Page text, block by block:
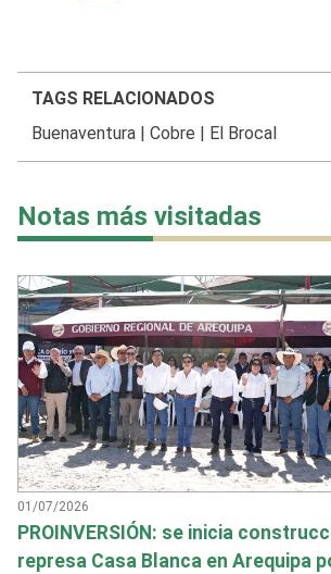
TAGS RELACIONADOS
Buenaventura| Cobre El Brocal
Notas más visitadas
01/07/2026
PROINVERSIÓN: se inicia
represa Casa Blanca en Arequipa